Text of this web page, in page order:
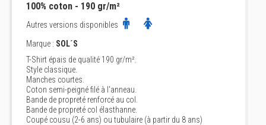
100% coton - 190 gr/m²
Autres versions disponibles
Marque : SOL´S
T-Shirt épais de qualité 190 gr/m².
Style classique.
Manches courtes.
Coton semi-peigné filé à l'anneau.
Bande de propreté renforcé au col.
Bande de propreté col élasthanne.
Coupé cousu (2-6 ans) ou tubulaire (à partir du 8 ans)